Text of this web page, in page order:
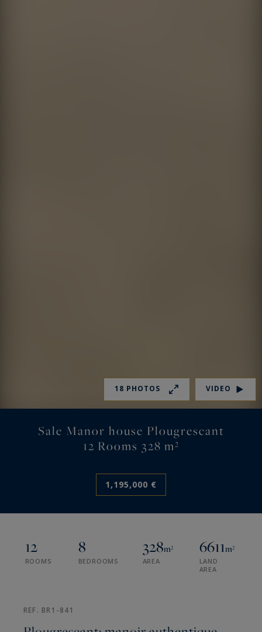
18 PHOTOS VIDEO
Sale Manor house Plougrescant
12 Rooms 328 m²
1,195,000 €
12
ROOMS
8
BEDROOMS
328m²
AREA
6611m²
LAND
AREA
REF. BR1-841